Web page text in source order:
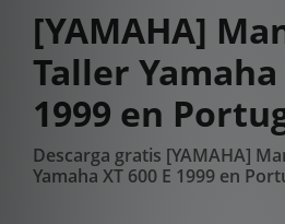
[YAMAHA]
Taller Yamaha
1999 en
Descarga gratis [YAMAHA]
Yamaha XT 600 E 1999 en